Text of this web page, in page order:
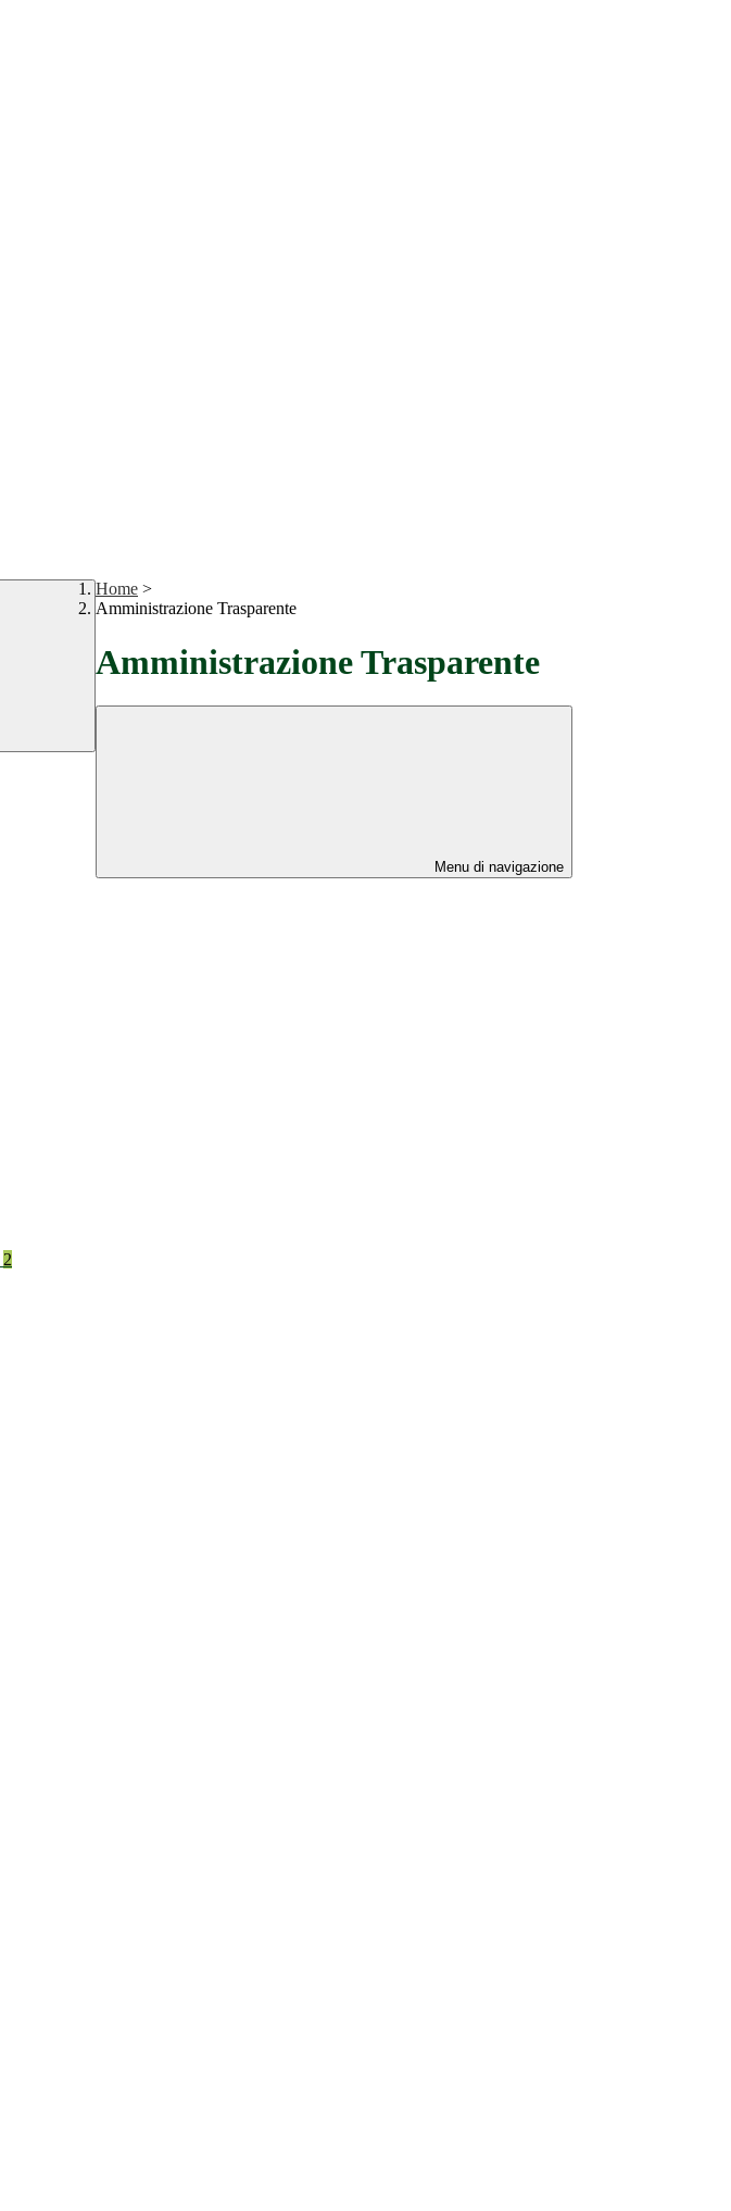
Home >
Amministrazione Trasparente
Amministrazione Trasparente
Menu di navigazione
2